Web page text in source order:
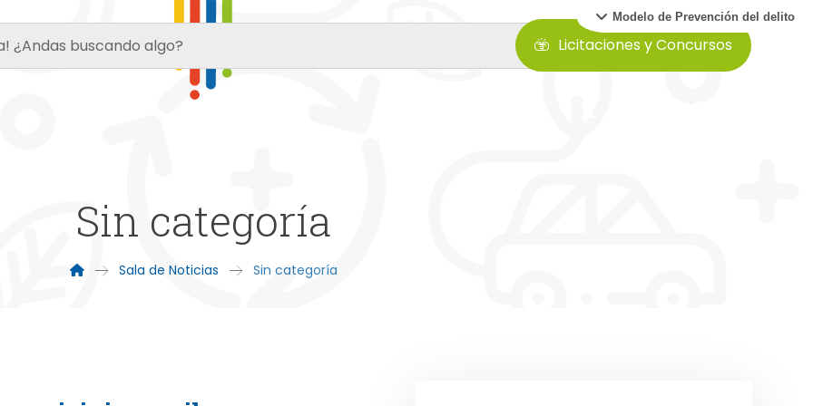
Modelo de Prevención del delito
Licitaciones y Concursos
Sin categoría
Sala de Noticias Sin categoría